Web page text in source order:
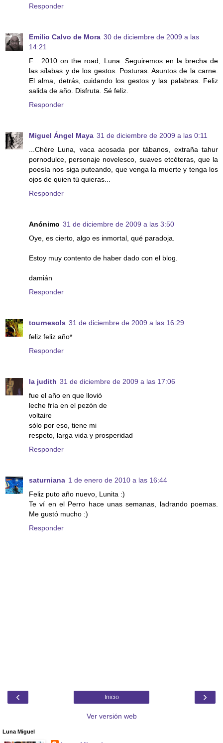
Responder
Emilio Calvo de Mora 30 de diciembre de 2009 a las
14:21
F... 2010 on the road, Luna. Seguiremos en la brecha de
las sílabas y de los gestos. Posturas. Asuntos de la carne.
El alma, detrás, cuidando los gestos y las palabras. Feliz
salida de año. Disfruta. Sé feliz.
Responder
Miguel Ángel Maya 31 de diciembre de 2009 a las 0:11
...Chère Luna, vaca acosada por tábanos, extraña tahur
pornodulce, personaje novelesco, suaves etcéteras, que la
poesía nos siga puteando, que venga la muerte y tenga los
ojos de quien tú quieras...
Responder
Anónimo 31 de diciembre de 2009 a las 3:50
Oye, es cierto, algo es inmortal, qué paradoja.
Estoy muy contento de haber dado con el blog.
damián
Responder
tournesols 31 de diciembre de 2009 a las 16:29
feliz feliz año*
Responder
la judith 31 de diciembre de 2009 a las 17:06
fue el año en que llovió
leche fría en el pezón de
voltaire
sólo por eso, tiene mi
respeto, larga vida y prosperidad
Responder
saturniana 1 de enero de 2010 a las 16:44
Feliz puto año nuevo, Lunita :)
Te ví en el Perro hace unas semanas, ladrando poemas.
Me gustó mucho :)
Responder
‹ ›
Inicio
Ver versión web
Luna Miguel